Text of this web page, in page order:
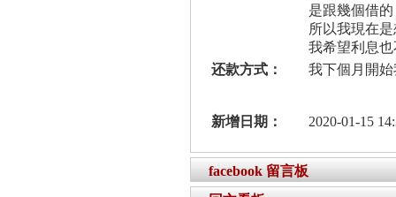
是跟幾個借的
所以我現在
我希望利息
还款方式：
我下個月開
新增日期： 2020-01-15
facebook 留言板